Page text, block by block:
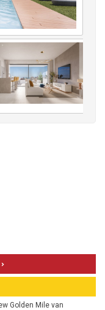
Golden Mile van